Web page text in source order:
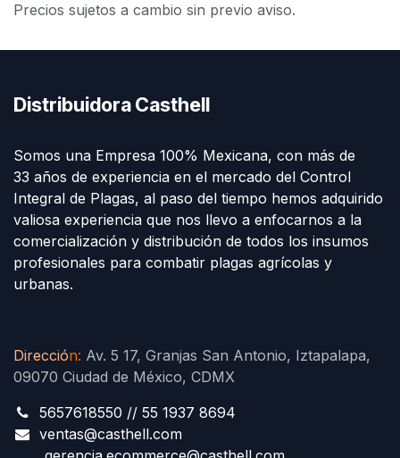
Precios sujetos a cambio sin previo aviso.
Distribuidora Casthell
Somos una Empresa 100% Mexicana, con más de
33 años de experiencia en el mercado del Control
Integral de Plagas, al paso del tiempo hemos adquirido
valiosa experiencia que nos llevo a enfocarnos a la
comercialización y distribución de todos los insumos
profesionales para combatir plagas agrícolas y
urbanas.
Dirección: Av. 5 17, Granjas San Antonio, Iztapalapa,
09070 Ciudad de México, CDMX
5657618550 // 55 1937 8694
ventas@casthell.com